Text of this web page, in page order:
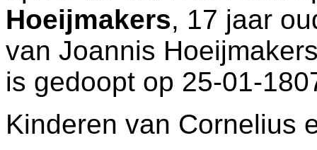
Hoeijmakers, 17 jaar
van Joannis
is gedoopt op 25-01-
Kinderen van Cornelius